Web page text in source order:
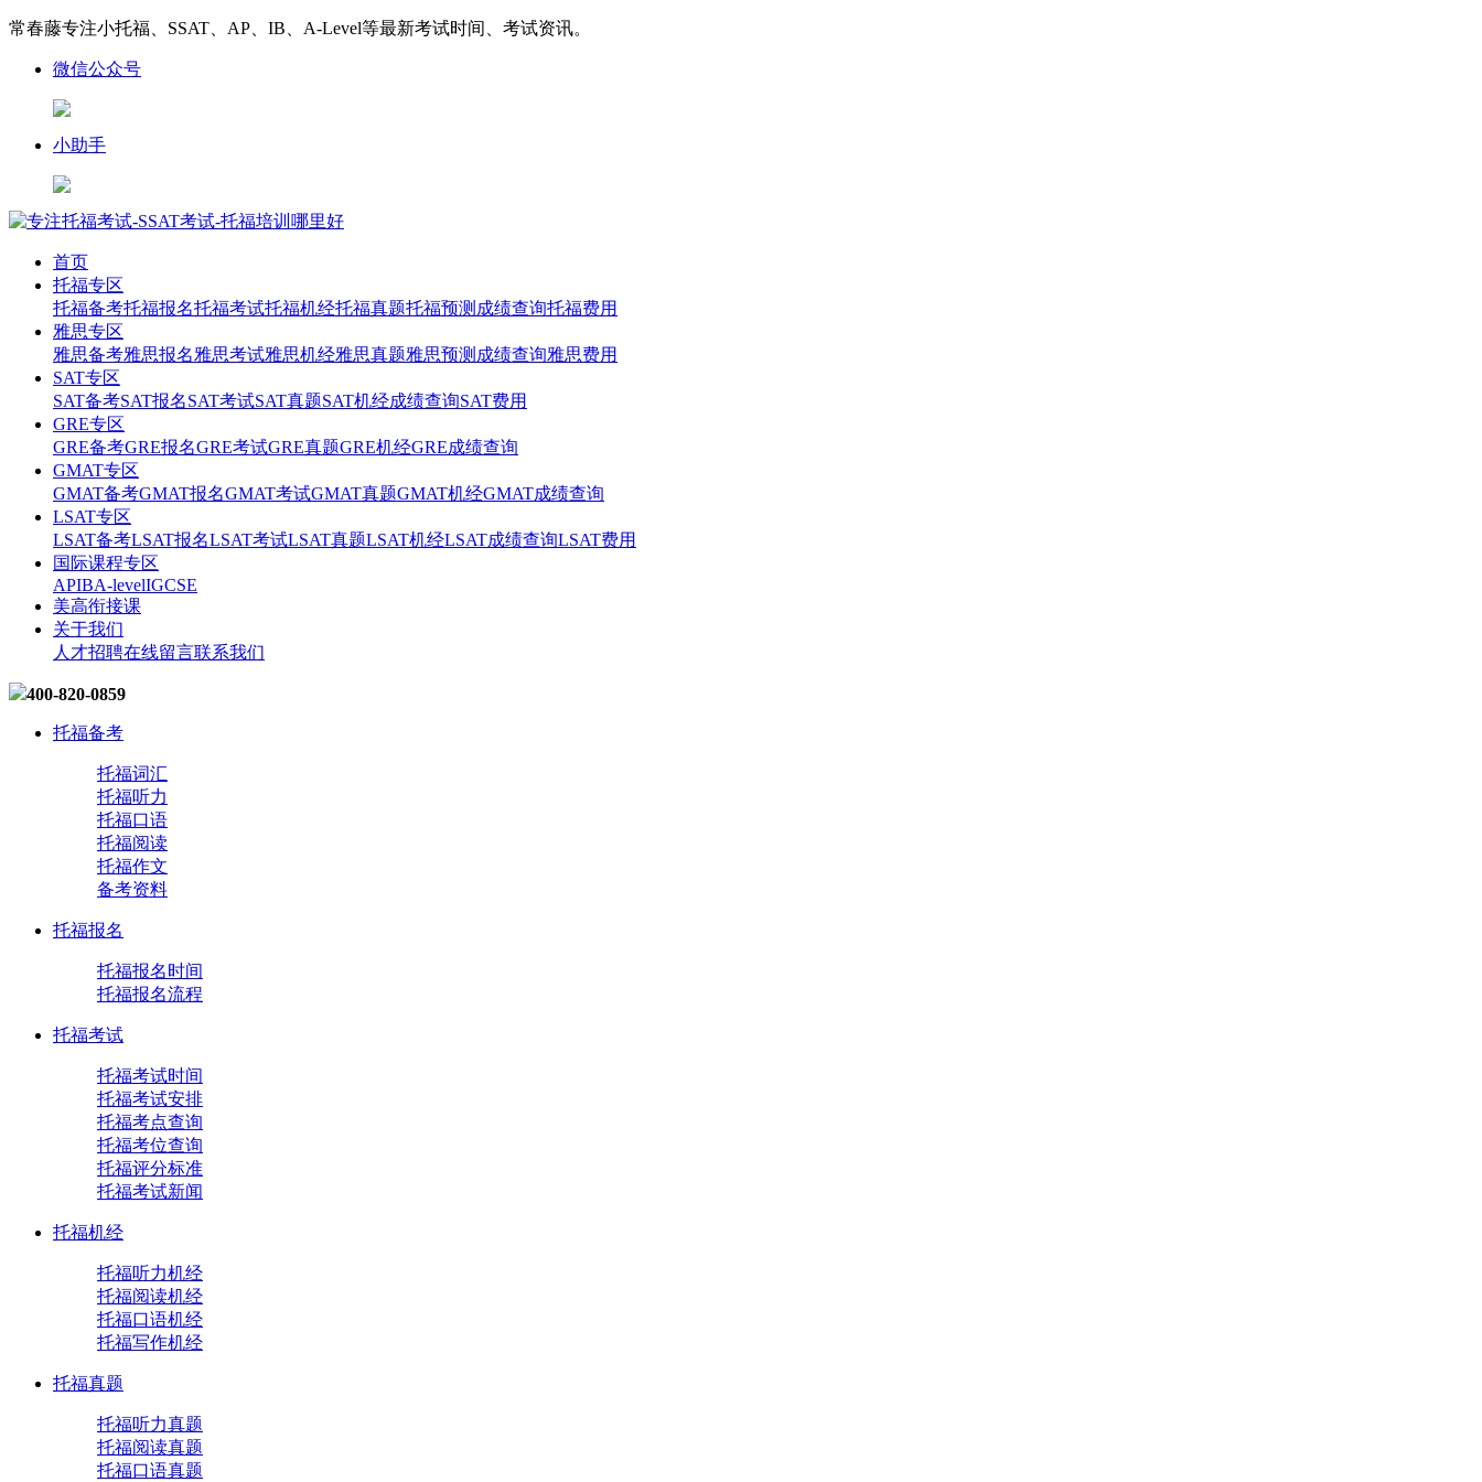
常春藤专注小托福、SSAT、AP、IB、A-Level等最新考试时间、考试资讯。
微信公众号
小助手
首页
托福专区
托福备考托福报名托福考试托福机经托福真题托福预测 成绩查询托福费用
雅思专区
雅思备考雅思报名雅思考试雅思机经雅思真题雅思预测 成绩查询雅思费用
SAT专区
SAT备考SAT报名SAT考试SAT真题SAT机经成绩查询SAT费用
GRE专区
GRE备考GRE报名GRE考试GRE真题GRE机经GRE成绩查询
GMAT专区
GMAT备考GMAT报名GMAT考试GMAT真题GMAT机经GMAT成绩查询
LSAT专区
LSAT备考LSAT报名LSAT考试LSAT真题LSAT机经LSAT成绩查询LSAT费用
国际课程专区
APIBA-levelIGCSE
美高衔接课
关于我们
人才招聘在线留言联系我们
400-820-0859
托福备考
托福词汇
托福听力
托福口语
托福阅读
托福作文
备考资料
托福报名
托福报名时间
托福报名流程
托福考试
托福考试时间
托福考试安排
托福考点查询
托福考位查询
托福评分标准
托福考试新闻
托福机经
托福听力机经
托福阅读机经
托福口语机经
托福写作机经
托福真题
托福听力真题
托福阅读真题
托福口语真题